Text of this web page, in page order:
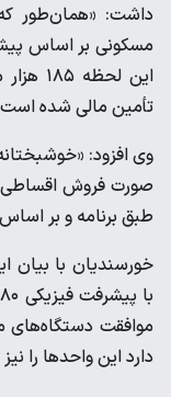
مسکونی بر اساس
تأمین مالی شده
صورت فروش اقساطی
طبق برنامه و بر
خورسندیان با بیان
موافقت دستگاه‌های
دارد این واحدها را